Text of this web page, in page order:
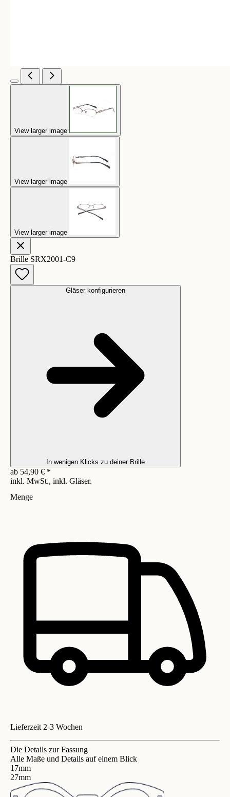
View larger image
View larger image
View larger image
Brille SRX2001-C9
Gläser konfigurieren
In wenigen Klicks zu deiner Brille
ab 54,90 € *
inkl. MwSt., inkl. Gläser.
Menge
Lieferzeit 2-3 Wochen
Die Details zur Fassung
Alle Maße und Details auf einem Blick
17mm
27mm